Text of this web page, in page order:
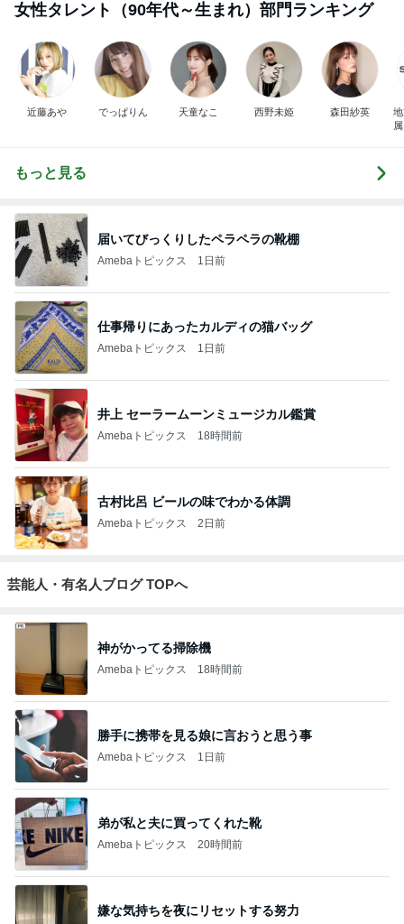
女性タレント（90年代～生まれ）部門ランキング
近藤あや でっぱりん 天童なこ 西野未姫 森田紗英
もっと見る
届いてびっくりしたペラペラの靴棚
Amebaトピックス 1日前
仕事帰りにあったカルディの猫バッグ
Amebaトピックス 1日前
井上 セーラームーンミュージカル鑑賞
Amebaトピックス 18時間前
古村比呂 ビールの味でわかる体調
Amebaトピックス 2日前
芸能人・有名人ブログ TOPへ
神がかってる掃除機
Amebaトピックス 18時間前
勝手に携帯を見る娘に言おうと思う事
Amebaトピックス 1日前
弟が私と夫に買ってくれた靴
Amebaトピックス 20時間前
嫌な気持ちを夜にリセットする努力